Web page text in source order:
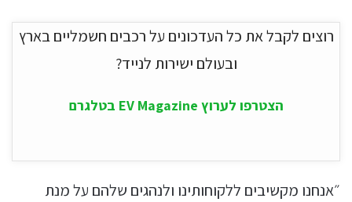
רוצים לקבל את כל העדכונים על רכבים חשמליים בארץ
ובעולם ישירות לנייד?
הצטרפו לערוץ EV Magazine בטלגרם
״אנחנו מקשיבים ללקוחותינו ולנהגים שלהם על מנת